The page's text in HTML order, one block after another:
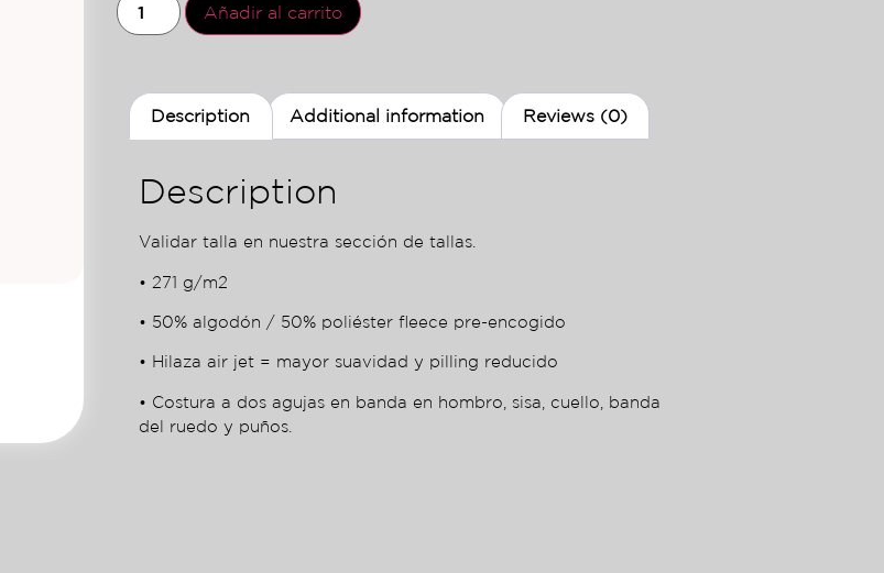
Añadir al carrito
Description Additional information Reviews (0)
Description
Validar talla en nuestra sección de tallas.
• 271 g/m2
• 50% algodón / 50% poliéster fleece pre-encogido
• Hilaza air jet = mayor suavidad y pilling reducido
• Costura a dos agujas en banda en hombro, sisa, cuello, banda
del ruedo y puños.